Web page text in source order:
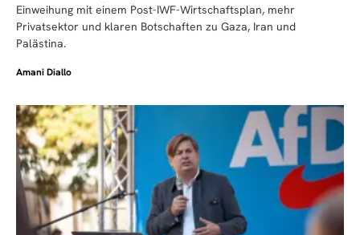
Einweihung mit einem Post-IWF-Wirtschaftsplan, mehr
Privatsektor und klaren Botschaften zu Gaza, Iran und
Palästina.
Amani Diallo